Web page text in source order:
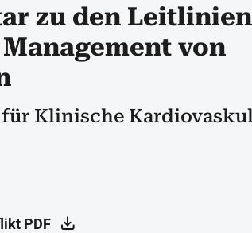
zu den
Management von
Klinische
PDF